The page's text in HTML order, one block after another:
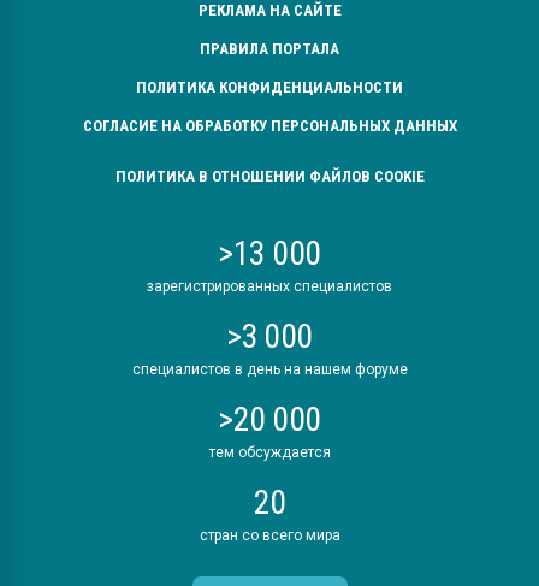
РЕКЛАМА НА САЙТЕ
ПРАВИЛА ПОРТАЛА
ПОЛИТИКА КОНФИДЕНЦИАЛЬНОСТИ
СОГЛАСИЕ НА ОБРАБОТКУ ПЕРСОНАЛЬНЫХ ДАННЫХ
ПОЛИТИКА В ОТНОШЕНИИ ФАЙЛОВ COOKIE
>13 000
зарегистрированных специалистов
>3 000
специалистов в день на нашем форуме
>20 000
тем обсуждается
20
стран со всего мира